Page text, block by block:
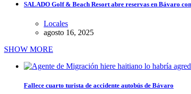
SALADO Golf & Beach Resort abre reservas en Bávaro
Locales
agosto 16, 2025
SHOW MORE
Fallece cuarto turista de accidente autobús de Bávaro